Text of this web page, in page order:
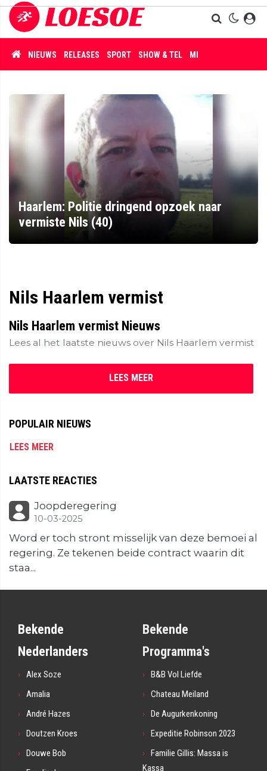
NIEUWS RELEASES SPORT SHOW & TEL MISDAAD
Haarlem: Politie dringend opzoek naar
vermiste Nils (40)
Nils Haarlem vermist
Nils Haarlem vermist Nieuws
Lees al het laatste nieuws over Nils Haarlem vermist
LEES MEER
POPULAIR NIEUWS
LEES MEER
LAATSTE REACTIES
Joopderegering
10-03-2025
Word er toch stront misselijk van deze bemoei al
regering. Ze tekenen beide contract waarin dit
staa...
Bekende
Nederlanders
Alex Soze
Amalia
André Hazes
Doutzen Kroes
Douwe Bob
Bekende
Programma's
B&B Vol Liefde
Chateau Meiland
De Augurkenkoning
Expeditie Robinson 2023
Familie Gillis: Massa is
Kassa